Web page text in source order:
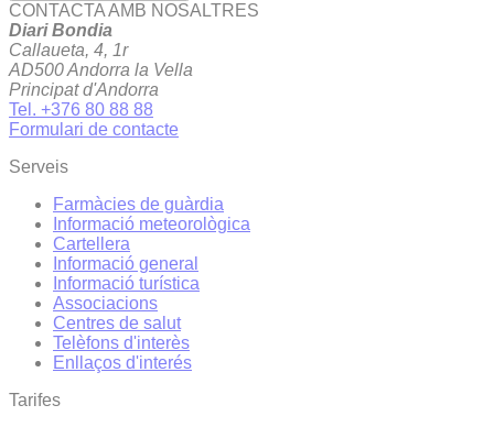
CONTACTA AMB NOSALTRES
Diari Bondia
Callaueta, 4, 1r
AD500 Andorra la Vella
Principat d'Andorra
Tel. +376 80 88 88
Formulari de contacte
Serveis
Farmàcies de guàrdia
Informació meteorològica
Cartellera
Informació general
Informació turística
Associacions
Centres de salut
Telèfons d'interès
Enllaços d'interés
Tarifes